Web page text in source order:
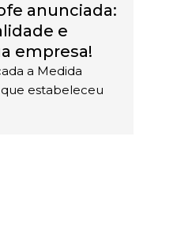
anunciada:
e
empresa!
a Medida
que estabeleceu